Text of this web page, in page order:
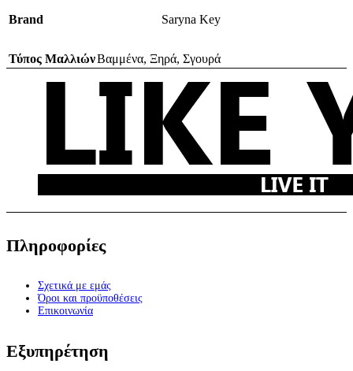
Brand Saryna Key
Τύπος ΜαλλιώνΒαμμένα, Ξηρά, Σγουρά
Πληροφορίες
Σχετικά με εμάς
Όροι και προϋποθέσεις
Επικοινωνία
Εξυπηρέτηση